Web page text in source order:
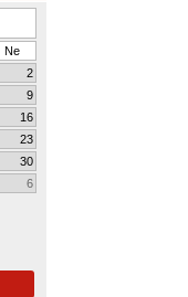
Ne
2
9
16
23
30
6